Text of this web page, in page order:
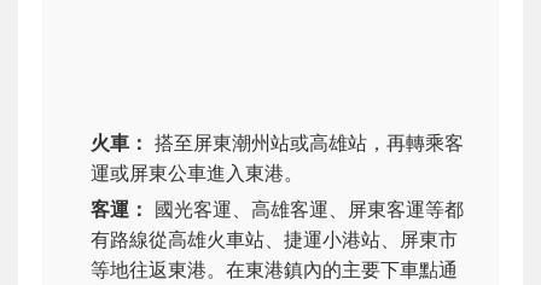
火車： 搭至屏東潮州站或高雄站，再轉乘客
運或屏東公車進入東港。
客運： 國光客運、高雄客運、屏東客運等都
有路線從高雄火車站、捷運小港站、屏東市
等地往返東港。在東港鎮內的主要下車點通